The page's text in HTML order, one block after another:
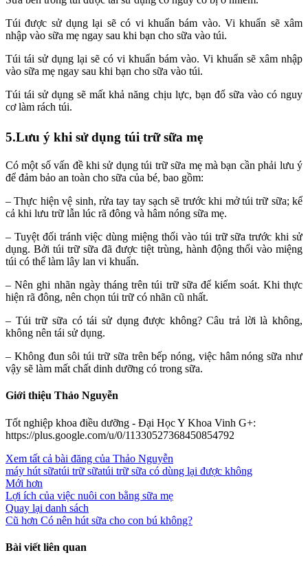
Túi được sử dụng lại sẽ có vi khuẩn bám vào. Vi khuẩn sẽ xâm
nhập vào sữa mẹ ngay sau khi bạn cho sữa vào túi.
Túi tái sử dụng lại sẽ có vi khuẩn bám vào. Vi khuẩn sẽ xâm nhập
vào sữa mẹ ngay sau khi bạn cho sữa vào túi.
Túi tái sử dụng sẽ mất khả năng chịu lực, bạn đổ sữa vào có nguy
cơ làm rách túi.
5.Lưu ý khi sử dụng túi trữ sữa mẹ
Có một số vấn đề khi sử dụng túi trữ sữa mẹ mà bạn cần phải lưu ý
để đảm bảo an toàn cho sữa của bé, bao gồm:
– Thực hiện vệ sinh, rửa tay tay sạch sẽ trước khi mở túi trữ sữa; kể
cả khi lưu trữ lẫn lúc rã đông và hâm nóng sữa mẹ.
– Tuyệt đối tránh việc dùng miệng thổi vào túi trữ sữa trước khi sử
dụng. Bởi túi trữ sữa đã được tiệt trùng, hành động thổi vào miệng
túi có thể làm lây lan vi khuẩn.
– Nên ghi nhãn ngày tháng trên túi trữ sữa để kiểm soát. Khi thực
hiện rã đông, nên chọn túi trữ có nhãn cũ nhất.
– Túi trữ sữa có tái sử dụng được không? Câu trả lời là không,
không nên tái sử dụng.
– Không đun sôi túi trữ sữa trên bếp nóng, việc hâm nóng sữa như
vậy sẽ làm mất chất dinh dưỡng có trong sữa.
Giới thiệu Thảo Nguyễn
Tốt nghiệp khoa điều dưỡng - Đại Học Y Khoa Vinh G+:
https://plus.google.com/u/0/11330527368450854792
Xem tất cả bài đăng của Thảo Nguyễn
máy hút sữatúi trữ sữatúi trữ sữa có dùng lại được không
Mới hơn
Lợi ích của việc nuôi con bằng sữa mẹ
Quay lại danh sách
Cũ hơn Có nên hút sữa cho con bú không?
Bài viết liên quan